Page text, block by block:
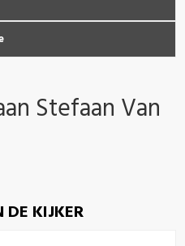
Stefaan Van
DE KIJKER